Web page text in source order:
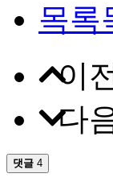
목록
이
다
댓글 4